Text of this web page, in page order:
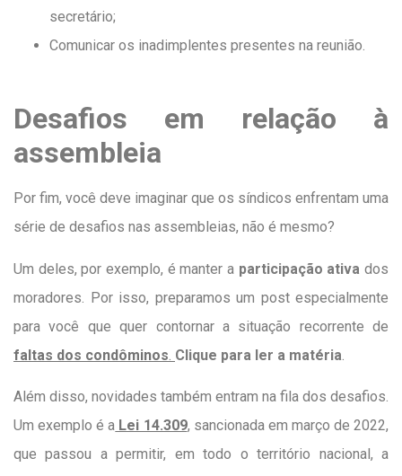
secretário;
Comunicar os inadimplentes presentes na reunião.
Desafios em relação à
assembleia
Por fim, você deve imaginar que os síndicos enfrentam uma
série de desafios nas assembleias, não é mesmo?
Um deles, por exemplo, é manter a participação ativa dos
moradores. Por isso, preparamos um post especialmente
para você que quer contornar a situação recorrente de
faltas dos condôminos Clique para ler a matéria
Além disso, novidades também entram na fila dos desafios.
Um exemplo é a Lei 14.309, sancionada em março de 2022,
que passou a permitir, em todo o território nacional, a